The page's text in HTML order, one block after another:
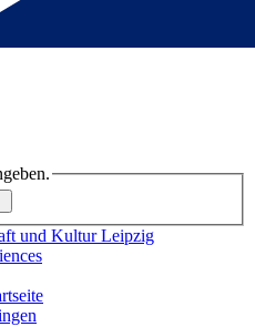
und Kultur Leipzig